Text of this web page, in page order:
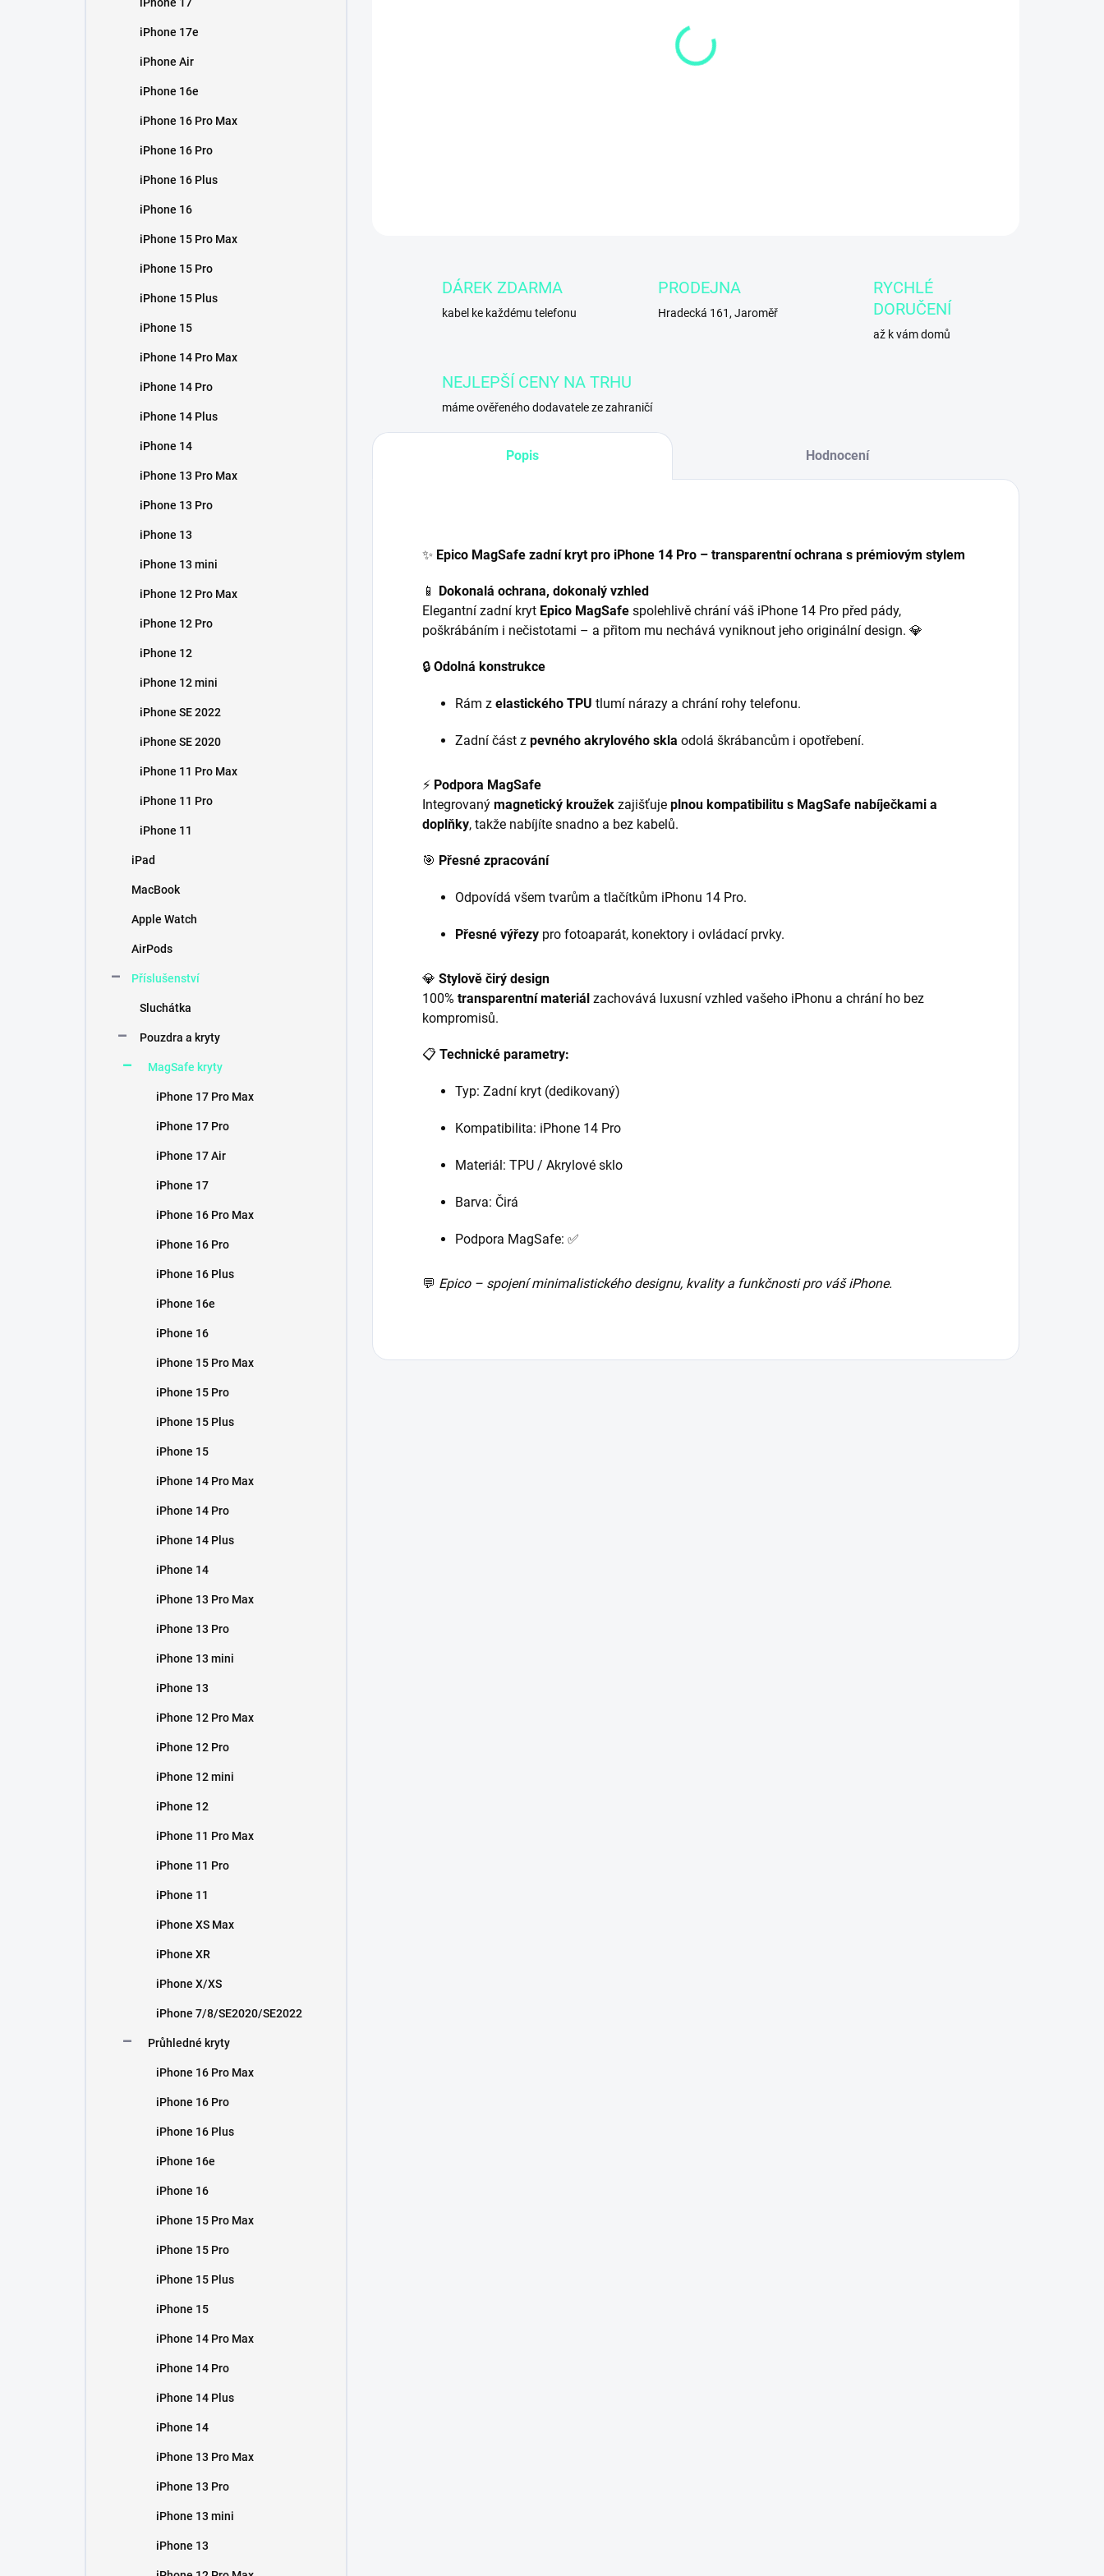
iPhone 17e
iPhone Air
iPhone 16e
iPhone 16 Pro Max
iPhone 16 Pro
iPhone 16 Plus
iPhone 16
iPhone 15 Pro Max
iPhone 15 Pro
iPhone 15 Plus
iPhone 15
iPhone 14 Pro Max
iPhone 14 Pro
iPhone 14 Plus
iPhone 14
iPhone 13 Pro Max
iPhone 13 Pro
iPhone 13
iPhone 13 mini
iPhone 12 Pro Max
iPhone 12 Pro
iPhone 12
iPhone 12 mini
iPhone SE 2022
iPhone SE 2020
iPhone 11 Pro Max
iPhone 11 Pro
iPhone 11
iPad
MacBook
Apple Watch
AirPods
Příslušenství
Sluchátka
Pouzdra a kryty
MagSafe kryty
iPhone 17 Pro Max
iPhone 17 Pro
iPhone 17 Air
iPhone 17
iPhone 16 Pro Max
iPhone 16 Pro
iPhone 16 Plus
iPhone 16e
iPhone 16
iPhone 15 Pro Max
iPhone 15 Pro
iPhone 15 Plus
iPhone 15
iPhone 14 Pro Max
iPhone 14 Pro
iPhone 14 Plus
iPhone 14
iPhone 13 Pro Max
iPhone 13 Pro
iPhone 13 mini
iPhone 13
iPhone 12 Pro Max
iPhone 12 Pro
iPhone 12 mini
iPhone 12
iPhone 11 Pro Max
iPhone 11 Pro
iPhone 11
iPhone XS Max
iPhone XR
iPhone X/XS
iPhone 7/8/SE2020/SE2022
Průhledné kryty
iPhone 16 Pro Max
iPhone 16 Pro
iPhone 16 Plus
iPhone 16e
iPhone 16
iPhone 15 Pro Max
iPhone 15 Pro
iPhone 15 Plus
iPhone 15
iPhone 14 Pro Max
iPhone 14 Pro
iPhone 14 Plus
iPhone 14
iPhone 13 Pro Max
iPhone 13 Pro
iPhone 13 mini
iPhone 13
DETAILNÍ INFORMACE
DÁREK ZDARMA
kabel ke každému telefonu
PRODEJNA
Hradecká 161, Jaroměř
RYCHLÉ
DORUČENÍ
až k vám domů
NEJLEPŠÍ CENY NA TRHU
máme ověřeného dodavatele ze zahraničí
Popis Hodnocení
C
h
G
P
T
e
:
✨ Epico MagSafe zadní kryt pro iPhone 14 Pro – transparentní ochrana s prémiovým stylem
📱 Dokonalá ochrana, dokonalý vzhled
Elegantní zadní kryt Epico MagSafe spolehlivě chrání váš iPhone 14 Pro před pády,
poškrábáním i nečistotami – a přitom mu nechává vyniknout jeho originální design. 💎
🔒 Odolná konstrukce
Rám z elastického TPU tlumí nárazy a chrání rohy telefonu.
Zadní část z pevného akrylového skla odolá škrábancům i opotřebení.
⚡️ Podpora MagSafe
Integrovaný magnetický kroužek zajišťuje plnou kompatibilitu s MagSafe nabíječkami a
doplňky, takže nabíjíte snadno a bez kabelů.
🎯 Přesné zpracování
Odpovídá všem tvarům a tlačítkům iPhonu 14 Pro.
Přesné výřezy pro fotoaparát, konektory i ovládací prvky.
💎 Stylově čirý design
100% transparentní materiál zachovává luxusní vzhled vašeho iPhonu a chrání ho bez
kompromisů.
📋 Technické parametry:
Typ: Zadní kryt (dedikovaný)
Kompatibilita: iPhone 14 Pro
Materiál: TPU / Akrylové sklo
Barva: Čirá
Podpora MagSafe: ✅
💬 Epico – spojení minimalistického designu, kvality a funkčnosti pro váš iPhone.